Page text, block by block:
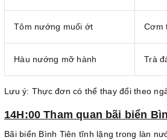
Tôm nướng muối ớt Cơm
Hàu nướng mỡ hành Trà
Lưu ý: Thực đơn có thể thay đổi theo
14H:00 Tham quan bãi biển
Bãi biển Bình Tiên tĩnh lặng trong làn